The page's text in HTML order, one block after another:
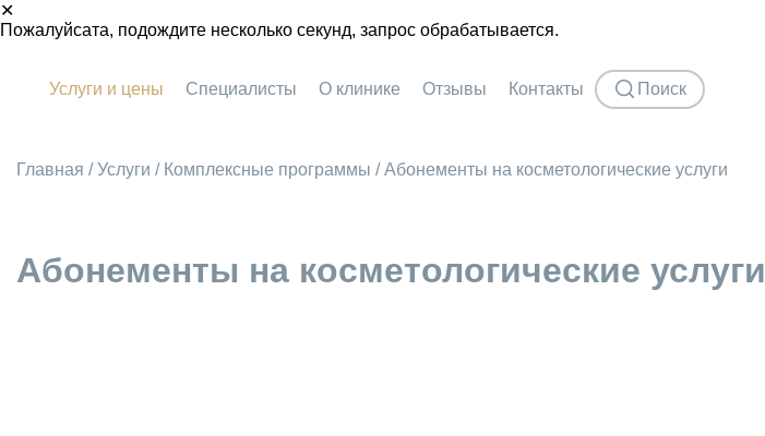
✕
Пожалуйсата, подождите несколько секунд, запрос обрабатывается.
Услуги и цены Специалисты О клинике Отзывы Контакты Поиск
Главная /Услуги / Комплексные программы /Абонементы на косметологические услуги
Абонементы на косметологические услуги